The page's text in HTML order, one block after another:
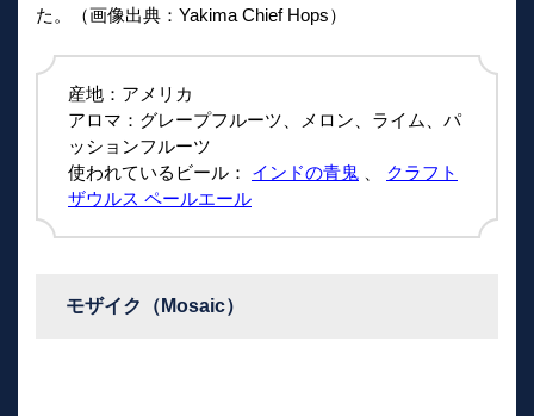
た。（画像出典：Yakima Chief Hops）
産地：アメリカ
アロマ：グレープフルーツ、メロン、ライム、パ
ッションフルーツ
使われているビール： インドの青鬼
クラフト
ザウルス ペールエール
モザイク（Mosaic）